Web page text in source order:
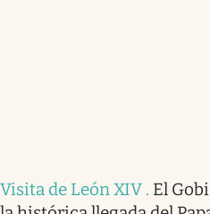
Visita de León XIV . El